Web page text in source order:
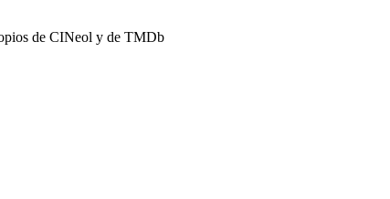
de CINeol y de TMDb